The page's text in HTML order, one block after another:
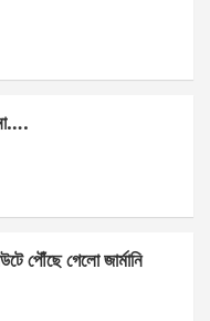
পৌঁছে গেলো জার্মানি